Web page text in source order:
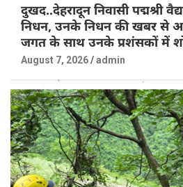
दुखद..देहरादून निवासी पद्मश्री
निधन, उनके निधन की खबर से
जगत के साथ उनके प्रशंसकों में
August 7, 2026 admin